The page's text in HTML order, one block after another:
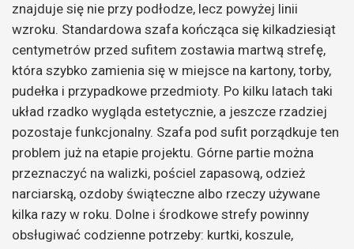
znajduje się nie przy podłodze, lecz powyżej linii
wzroku. Standardowa szafa kończąca się kilkadziesiąt
centymetrów przed sufitem zostawia martwą strefę,
która szybko zamienia się w miejsce na kartony, torby,
pudełka i przypadkowe przedmioty. Po kilku latach taki
układ rzadko wygląda estetycznie, a jeszcze rzadziej
pozostaje funkcjonalny. Szafa pod sufit porządkuje ten
problem już na etapie projektu. Górne partie można
przeznaczyć na walizki, pościel zapasową, odzież
narciarską, ozdoby świąteczne albo rzeczy używane
kilka razy w roku. Dolne i środkowe strefy powinny
obsługiwać codzienne potrzeby: kurtki, koszule,